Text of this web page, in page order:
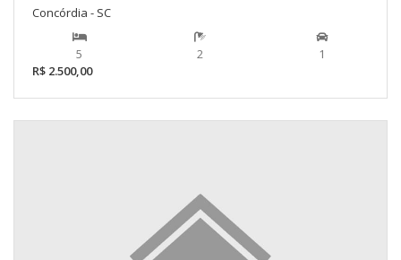
Concórdia - SC
5 2
1
R$ 2.500,00